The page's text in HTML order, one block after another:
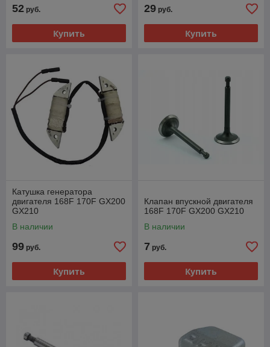
52 руб.
Купить
29 руб.
Купить
Катушка генератора
двигателя 168F 170F GX200
GX210
В наличии
99 руб.
Купить
Клапан впускной двигателя
168F 170F GX200 GX210
В наличии
7 руб.
Купить